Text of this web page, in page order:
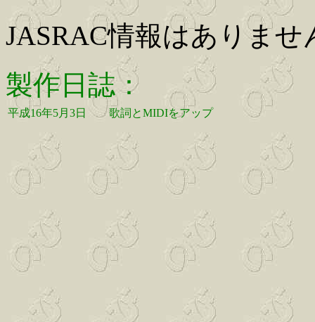
JASRAC情報はありませ
製作日誌：
平成16年5月3日 歌詞とMIDIをアップ